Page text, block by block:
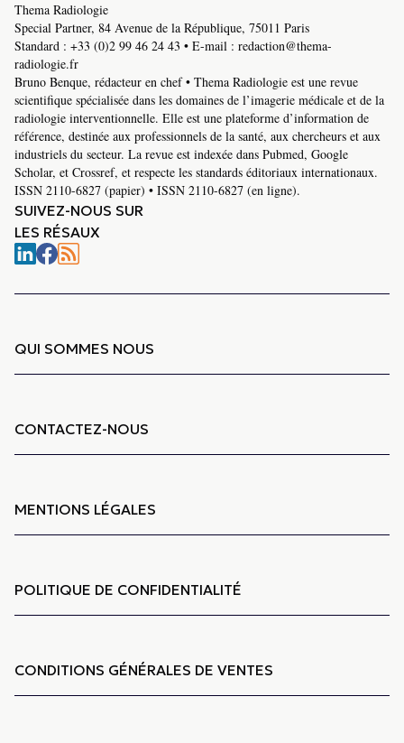
Thema Radiologie
Special Partner, 84 Avenue de la République, 75011 Paris
Standard : +33 (0)2 99 46 24 43 • E-mail : redaction@thema-
radiologie.fr
Bruno Benque, rédacteur en chef • Thema Radiologie est une revue
scientifique spécialisée dans les domaines de l’imagerie médicale et de la
radiologie interventionnelle. Elle est une plateforme d’information de
référence, destinée aux professionnels de la santé, aux chercheurs et aux
industriels du secteur. La revue est indexée dans Pubmed, Google
Scholar, et Crossref, et respecte les standards éditoriaux internationaux.
ISSN 2110-6827 (papier) • ISSN 2110-6827 (en ligne).
SUIVEZ-NOUS SUR
LES RÉSAUX
QUI SOMMES NOUS
CONTACTEZ-NOUS
MENTIONS LÉGALES
POLITIQUE DE CONFIDENTIALITÉ
CONDITIONS GÉNÉRALES DE VENTES